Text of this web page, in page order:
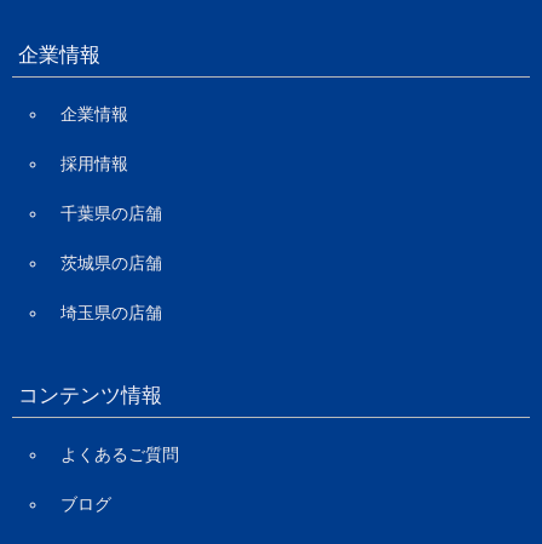
企業情報
企業情報
採用情報
千葉県の店舗
茨城県の店舗
埼玉県の店舗
コンテンツ情報
よくあるご質問
ブログ